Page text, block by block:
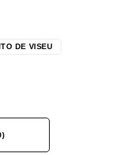
DE VISEU